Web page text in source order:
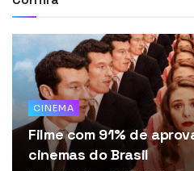
CINEMA
Filme com 91% de
cinemas do Brasil